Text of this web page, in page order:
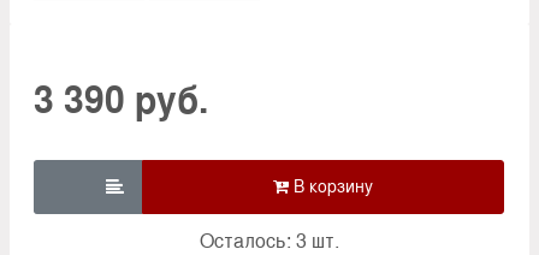
3 390 руб.

Осталось: 3 шт.